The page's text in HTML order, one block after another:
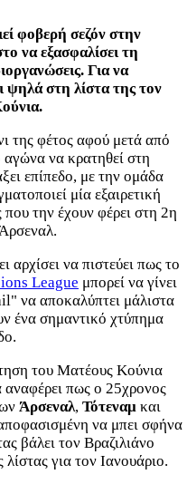
φοβερή σεζόν στην
να εξασφαλίσει τη
Για να
ψηλά στη λίστα της τον
της φέτος αφού μετά από
να κρατηθεί στη
επίπεδο, με την ομάδα
μία εξαιρετική
που την έχουν φέρει στη 2η
αρχίσει να πιστεύει πως το
League μπορεί να γίνει
να αποκαλύπτει μάλιστα
ένα σημαντικό χτύπημα
του Ματέους Κούνια
πως ο 25χρονος
Άρσεναλ, Τότεναμ και
να μπει σφήνα
βάλει τον Βραζιλιάνο
για τον Ιανουάριο.